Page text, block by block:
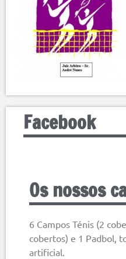
Facebook
Os nossos
6 Campos Ténis (2
cobertos) e 1 Padbol,
artificial.